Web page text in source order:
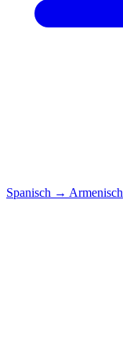
Spanisch → Armenisch